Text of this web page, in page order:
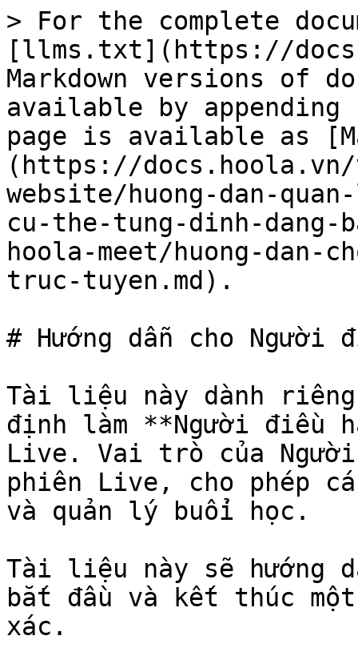
> For the complete
[llms.txt](https://
Markdown versions of
available by
page is available as
(https://
website/huong-dan-
cu-the-tung-dinh-
hoola-meet/huong-dan-
truc-tuyen.md).
# Hướng dẫn cho Người
Tài liệu này dành
định làm **Người điều
Live. Vai trò của
phiên Live, cho phép
và quản lý buổi học.
Tài liệu này sẽ hướng
bắt đầu và kết thúc
xác.